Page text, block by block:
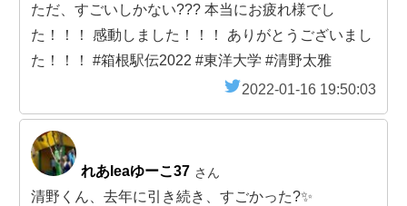
ただ、すごいしかない??? 本当にお疲れ様でし
た！！！ 感動しました！！！ ありがとうございまし
た！！！ #箱根駅伝2022 #東洋大学 #清野太雅
2022-01-16 19:50:03
れあleaゆーこ37 さん
清野くん、去年に引き続き、すごかった?✨